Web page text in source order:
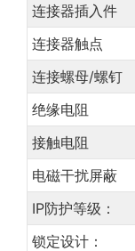
连接器插入件
连接器触点
连接螺母/螺钉
绝缘电阻
接触电阻
电磁干扰屏蔽
IP防护等级：
锁定设计：